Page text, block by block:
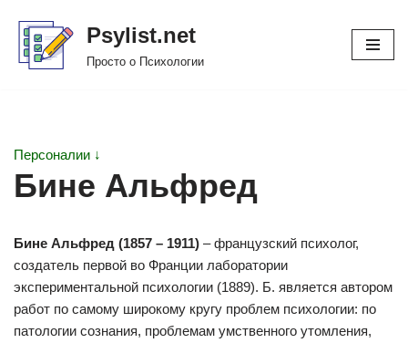
Перейти
Psylist.net
Просто о Психологии
Персоналии ↓
Бине Альфред
Бине Альфред (1857 – 1911) – французский психолог,
создатель первой во Франции лаборатории
экспериментальной психологии (1889). Б. является автором
работ по самому широкому кругу проблем психологии: по
патологии сознания, проблемам умственного утомления,